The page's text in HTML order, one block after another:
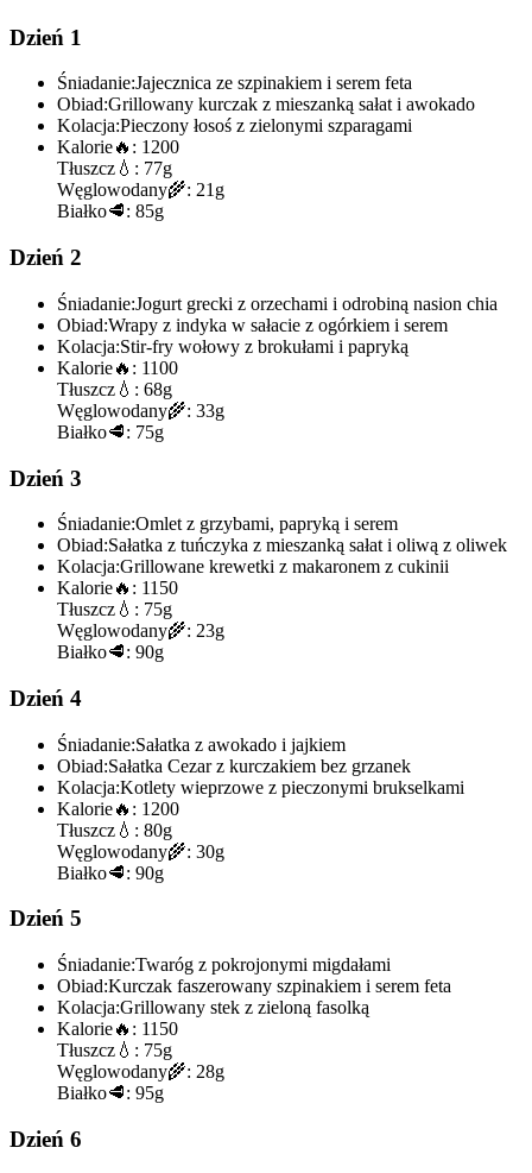
Dzień 1
Śniadanie:Jajecznica ze szpinakiem i serem feta
Obiad:Grillowany kurczak z mieszanką sałat i awokado
Kolacja:Pieczony łosoś z zielonymi szparagami
Kalorie🔥: 1200
Tłuszcz 💧: 77g
Węglowodany🌾: 21g
Białko🥩: 85g
Dzień 2
Śniadanie:Jogurt grecki z orzechami i odrobiną nasion chia
Obiad:Wrapy z indyka w sałacie z ogórkiem i serem
Kolacja:Stir-fry wołowy z brokułami i papryką
Kalorie🔥: 1100
Tłuszcz 💧: 68g
Węglowodany🌾: 33g
Białko🥩: 75g
Dzień 3
Śniadanie:Omlet z grzybami, papryką i serem
Obiad:Sałatka z tuńczyka z mieszanką sałat i oliwą z oliwek
Kolacja:Grillowane krewetki z makaronem z cukinii
Kalorie🔥: 1150
Tłuszcz 💧: 75g
Węglowodany🌾: 23g
Białko🥩: 90g
Dzień 4
Śniadanie:Sałatka z awokado i jajkiem
Obiad:Sałatka Cezar z kurczakiem bez grzanek
Kolacja:Kotlety wieprzowe z pieczonymi brukselkami
Kalorie🔥: 1200
Tłuszcz 💧: 80g
Węglowodany🌾: 30g
Białko🥩: 90g
Dzień 5
Śniadanie:Twaróg z pokrojonymi migdałami
Obiad:Kurczak faszerowany szpinakiem i serem feta
Kolacja:Grillowany stek z zieloną fasolką
Kalorie🔥: 1150
Tłuszcz 💧: 75g
Węglowodany🌾: 28g
Białko🥩: 95g
Dzień 6